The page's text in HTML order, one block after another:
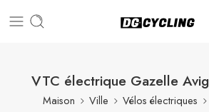
VTC électrique Gazelle
Maison Ville Vélos électriques